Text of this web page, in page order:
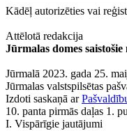
Kādēļ autorizēties vai
Attēlotā redakcija
Jūrmalas domes
Jūrmalā 2023. gada 25.
Jūrmalas valstspilsētas
Izdoti saskaņā ar
10. panta pirmās daļas 1.
I. Vispārīgie jautājumi